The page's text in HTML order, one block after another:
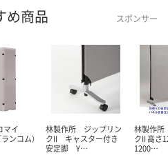
め商品 スポンサー
マイ
ンコム）
林製作所 ジップリン
クII キャスター付き
安定脚 Y…
林製作
クII 高さ
1200…